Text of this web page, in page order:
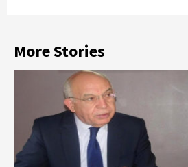
More Stories